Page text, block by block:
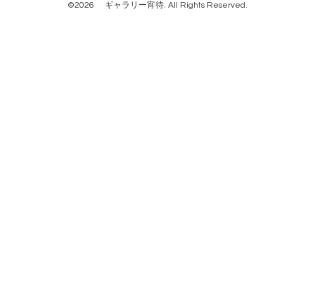
©2026 ギャラリー宵待. All Rights Reserved.